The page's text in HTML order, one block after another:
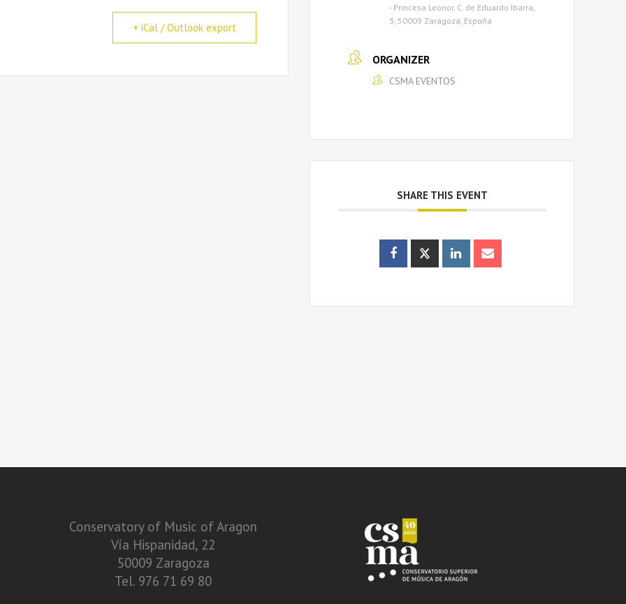
+ iCal / Outlook export
- Princesa Leonor, C. de Eduardo Ibarra,
3, 50009 Zaragoza, España
ORGANIZER
CSMA EVENTOS
SHARE THIS EVENT
Conservatory of Music of Aragon
Vía Hispanidad, 22
50009 Zaragoza
Tel. 976 71 69 80